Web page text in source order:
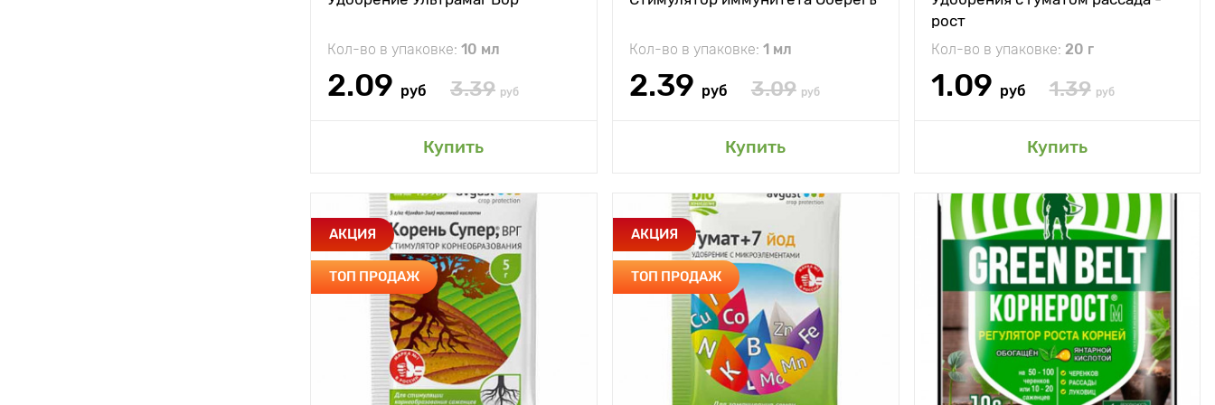
Кол-во в упаковке: 10 мл
2.09 руб 3.39 руб
Купить
"зеленой завязи",
зависимости от
расхода зависит от
обрабатывающих
растений
Добавить в мой сад
Кол-во в упаковке: 1 мл
2.39 руб 3.09 руб
Купить
Добавить в мой сад
рост
Кол-во в упаковке: 20 г
1.09 руб 1.39 руб
Купить
Добавить в мой сад
АКЦИЯ
ТОП ПРОДАЖ
Особенности
Улучшает
качественные
характеристики
Периодичность
использования
Одна обработка
Применение
Обмакивание
предварительно
увлажненного
нижнего среза
АКЦИЯ
ТОП ПРОДАЖ
Особенности
прорастания семян,
улучшает структуру
и повышает
плодородие почвы
Периодичность
использования
В зависимости от
культуры от 1 до 4
Особенности
с поразительными
сизыми листьями
Высота растения
до 90 см, ширина 60
см
Растояние между
растениями
100 - 120 см
Местоположение солнце, полутень